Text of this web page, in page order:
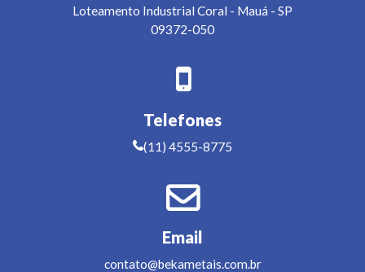
Loteamento Industrial Coral - Mauá - SP
09372-050
Telefones
(11) 4555-8775
Email
contato@bekametais.com.br